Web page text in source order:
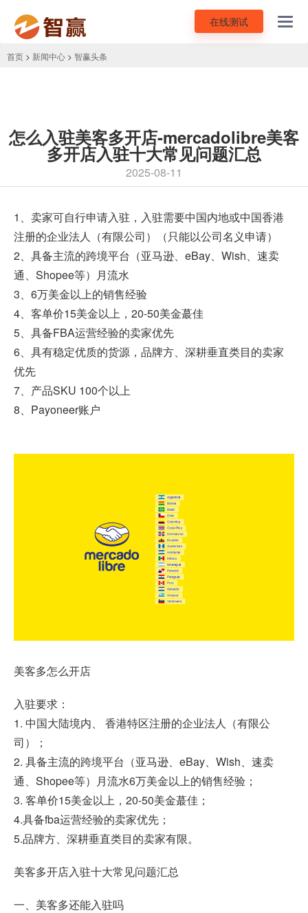
在线测试
首页 > 新闻中心 > 智赢头条
怎么入驻美客多开店-mercadolibre美客
多开店入驻十大常见问题汇总
2025-08-11
1、卖家可自行申请入驻，入驻需要中国内地或中国香港
注册的企业法人（有限公司）（只能以公司名义申请）
2、具备主流的跨境平台（亚马逊、eBay、Wish、速卖
通、Shopee等）月流水
3、6万美金以上的销售经验
4、客单价15美金以上，20-50美金蕞佳
5、具备FBA运营经验的卖家优先
6、具有稳定优质的货源，品牌方、深耕垂直类目的卖家
优先
7、产品SKU 100个以上
8、Payoneer账户
美客多怎么开店
入驻要求：
1. 中国大陆境内、 香港特区注册的企业法人（有限公
司）；
2. 具备主流的跨境平台（亚马逊、eBay、Wish、速卖
通、Shopee等）月流水6万美金以上的销售经验；
3. 客单价15美金以上，20-50美金蕞佳；
4.具备fba运营经验的卖家优先；
5.品牌方、深耕垂直类目的卖家有限。
美客多开店入驻十大常见问题汇总
一、美客多还能入驻吗